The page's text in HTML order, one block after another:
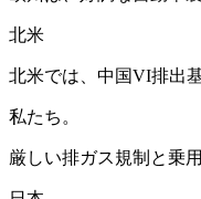
北米
北米では、中国VI排出
私たち。
厳しい排ガス規制と乗